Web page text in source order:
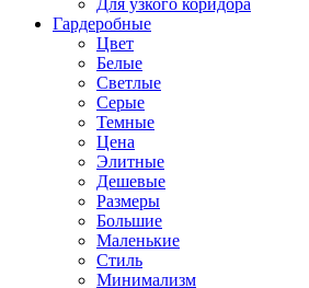
Для узкого коридора
Гардеробные
Цвет
Белые
Светлые
Серые
Темные
Цена
Элитные
Дешевые
Размеры
Большие
Маленькие
Стиль
Минимализм